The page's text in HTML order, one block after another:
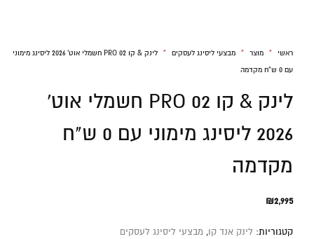
ראשי » מוצר » מבצעי ליסינג לעסקים »
לינק & קו 02 PRO חשמלי אוט' 2026 ליסינג מימוני
עם 0 ש"ח מקדמה
לינק & קו 02 PRO חשמלי אוט'
2026 ליסינג מימוני עם 0 ש"ח
מקדמה
₪2,995
קטגוריות: לינק אנד קו, מבצעי ליסינג לעסקים